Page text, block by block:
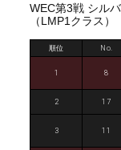
WEC第3戦 シル
（LMP1クラス）
順位 No.
1 8
2 17
3 11